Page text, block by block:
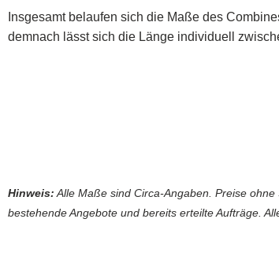
Insgesamt belaufen sich die Maße des
demnach lässt sich die Länge individuell
Hinweis: Alle Maße sind Circa-Angaben. Preise
bestehende Angebote und bereits erteilte Aufträge.